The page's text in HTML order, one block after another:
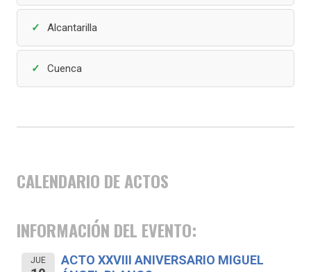
Alcantarilla
Cuenca
CALENDARIO DE ACTOS
INFORMACIÓN DEL EVENTO:
JUE
ACTO XXVIII ANIVERSARIO MIGUEL